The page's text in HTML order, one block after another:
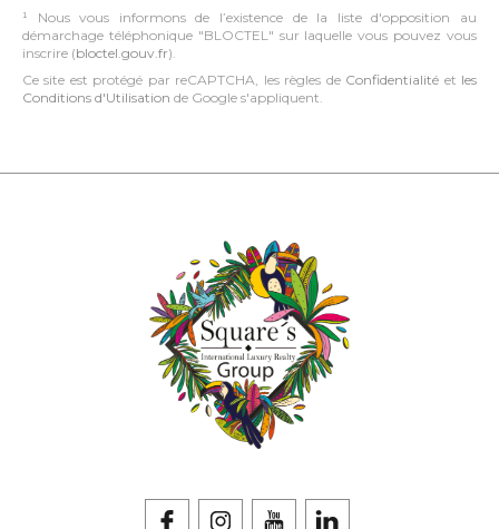
¹ Nous vous informons de l’existence de la liste d'opposition au
démarchage téléphonique "BLOCTEL" sur laquelle vous pouvez vous
inscrire (bloctel.gouv.fr).
Ce site est protégé par reCAPTCHA, les règles de Confidentialité et les
Conditions d'Utilisation de Google s'appliquent.